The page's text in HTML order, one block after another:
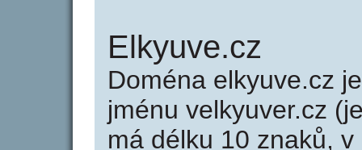
Elkyuve.cz
Doména elkyuve.cz
jménu velkyuver.cz
má délku 10 znaků,